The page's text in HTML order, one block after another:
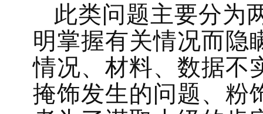
此类问题主要分为
明掌握有关情况而隐
情况、材料、数据不
掩饰发生的问题、粉